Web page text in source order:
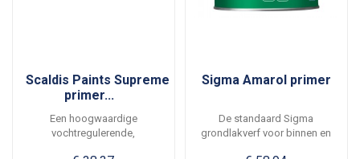
Scaldis Paints Supreme
primer...
Een hoogwaardige
vochtregulerende,
Sigma Amarol primer
De standaard Sigma
grondlakverf voor binnen en